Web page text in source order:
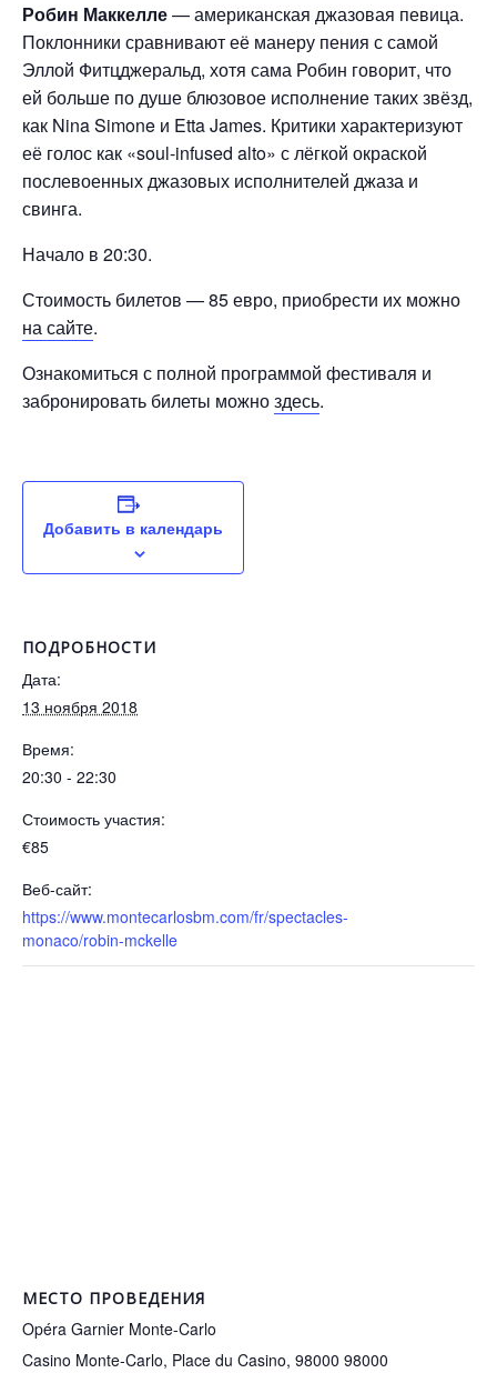
Робин Маккелле— американская джазовая певица.
Поклонники сравнивают её манеру пения с самой
Эллой Фитцджеральд, хотя сама Робин говорит, что
ей больше по душе блюзовое исполнение таких звёзд,
как Nina Simone и Etta James. Критики характеризуют
её голос как «soul-infused alto» с лёгкой окраской
послевоенных джазовых исполнителей джаза и
свинга.
Начало в 20:30.
Стоимость билетов — 85 евро, приобрести их можно
на сайте.
Ознакомиться с полной программой фестиваля и
забронировать билеты можноздесь.
Добавить в календарь
ПОДРОБНОСТИ
Дата:
13 ноября 2018
Время:
20:30 - 22:30
Стоимость участия:
€85
Веб-сайт:
https://www.montecarlosbm.com/fr/spectacles-
monaco/robin-mckelle
МЕСТО ПРОВЕДЕНИЯ
Opéra Garnier Monte-Carlo
Casino Monte-Carlo, Place du Casino, 98000 98000